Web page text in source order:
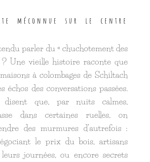
méconnue sur le centre
parler du « chuchotement des
? Une vieille histoire raconte que
à colombages de Schiltach
échos des conversations passées.
disent que, par nuits calmes,
dans certaines ruelles, on
des murmures d’autrefois :
le prix du bois, artisans
journées, ou encore secrets